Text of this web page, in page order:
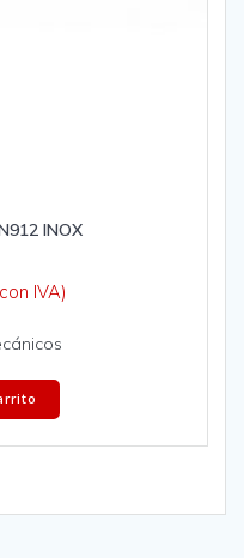
INOX
con IVA)